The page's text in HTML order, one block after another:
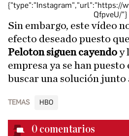
{"type":"Instagram","url":"https://
QfpveU/"}
Sin embargo, este vídeo
efecto deseado puesto que
Peloton siguen cayendoy
empresa ya se han puesto
buscar una solución junto
TEMAS HBO
0 comentarios